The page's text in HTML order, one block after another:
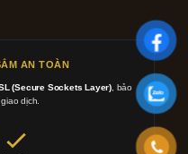
AN TOÀN
(Secure Sockets Layer) , bảo
dịch.